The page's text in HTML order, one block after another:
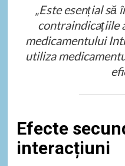
„Este esențial să
contraindicațiile
medicamentului
utiliza
Efecte
interacțiuni